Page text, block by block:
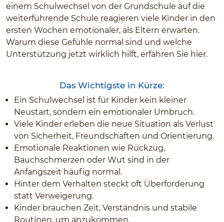
einem Schulwechsel von der Grundschule auf die
weiterführende Schule reagieren viele Kinder in den
ersten Wochen emotionaler, als Eltern erwarten.
Warum diese Gefühle normal sind und welche
Unterstützung jetzt wirklich hilft, erfahren Sie hier.
Das Wichtigste in Kürze:
Ein Schulwechsel ist für Kinder kein kleiner
Neustart, sondern ein emotionaler Umbruch.
Viele Kinder erleben die neue Situation als Verlust
von Sicherheit, Freundschaften und Orientierung.
Emotionale Reaktionen wie Rückzug,
Bauchschmerzen oder Wut sind in der
Anfangszeit häufig normal.
Hinter dem Verhalten steckt oft Überforderung
statt Verweigerung.
Kinder brauchen Zeit, Verständnis und stabile
Routinen, um anzukommen.